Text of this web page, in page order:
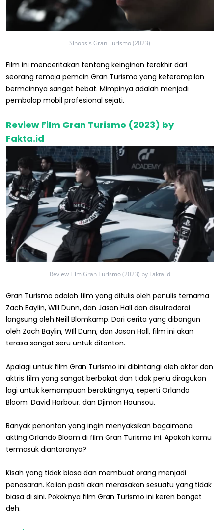
Sinopsis Gran Turismo (2023)
Film ini menceritakan tentang keinginan terakhir dari
seorang remaja pemain Gran Turismo yang keterampilan
bermainnya sangat hebat. Mimpinya adalah menjadi
pembalap mobil profesional sejati.
Review Film Gran Turismo (2023) by
Fakta.id
Review Film Gran Turismo (2023) by Fakta.id
Gran Turismo adalah film yang ditulis oleh penulis ternama
Zach Baylin, WIll Dunn, dan Jason Hall dan disutradarai
langsung oleh Neill Blomkamp. Dari cerita yang dibangun
oleh Zach Baylin, WIll Dunn, dan Jason Hall, film ini akan
terasa sangat seru untuk ditonton.
Apalagi untuk film Gran Turismo ini dibintangi oleh aktor dan
aktris film yang sangat berbakat dan tidak perlu diragukan
lagi untuk kemampuan beraktingnya, seperti Orlando
Bloom, David Harbour, dan Djimon Hounsou.
Banyak penonton yang ingin menyaksikan bagaimana
akting Orlando Bloom di film Gran Turismo ini. Apakah kamu
termasuk diantaranya?
Kisah yang tidak biasa dan membuat orang menjadi
penasaran. Kalian pasti akan merasakan sesuatu yang tidak
biasa di sini. Pokoknya film Gran Turismo ini keren banget
deh.